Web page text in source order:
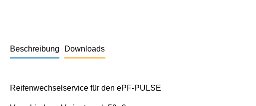
Beschreibung Downloads
Reifenwechselservice für den ePF-PULSE